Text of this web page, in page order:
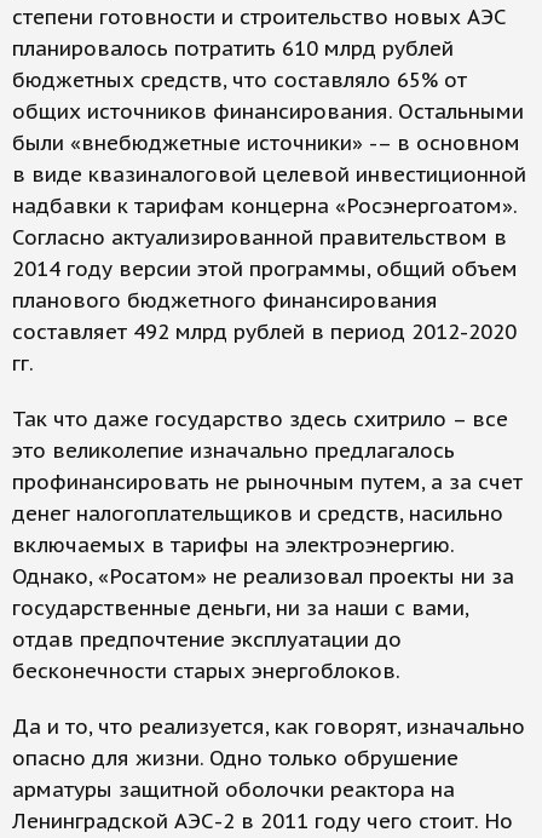
степени готовности и строительство новых АЭС
планировалось потратить 610 млрд рублей
бюджетных средств, что составляло 65% от
общих источников финансирования. Остальными
были «внебюджетные источники» -– в основном
в виде квазиналоговой целевой инвестиционной
надбавки к тарифам концерна «Росэнергоатом».
Согласно актуализированной правительством в
2014 году версии этой программы, общий объем
планового бюджетного финансирования
составляет 492 млрд рублей в период 2012-2020
гг.
Так что даже государство здесь схитрило – все
это великолепие изначально предлагалось
профинансировать не рыночным путем, а за счет
денег налогоплательщиков и средств, насильно
включаемых в тарифы на электроэнергию.
Однако, «Росатом» не реализовал проекты ни за
государственные деньги, ни за наши с вами,
отдав предпочтение эксплуатации до
бесконечности старых энергоблоков.
Да и то, что реализуется, как говорят, изначально
опасно для жизни. Одно только обрушение
арматуры защитной оболочки реактора на
Ленинградской АЭС-2 в 2011 году чего стоит. Но